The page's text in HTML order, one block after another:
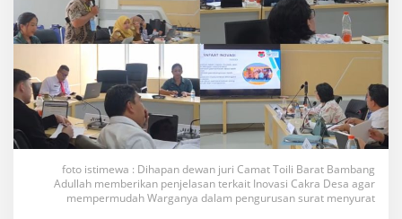
foto istimewa : Dihapan dewan juri Camat Toili Barat Bambang
Adullah memberikan penjelasan terkait Inovasi Cakra Desa agar
mempermudah Warganya dalam pengurusan surat menyurat